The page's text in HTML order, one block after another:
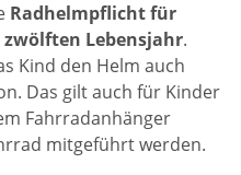
Radhelmpflicht für
Lebensjahr.
Kind den Helm auch
Das gilt auch für Kinder
Fahrradanhänger
mitgeführt werden.